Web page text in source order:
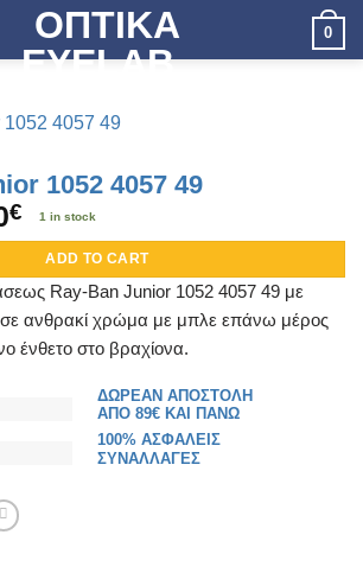
0
1052 4057 49
€ 1 in stock
ADD TO CART
Ray-Ban Junior 1052 4057 49 με
σε ανθρακί χρώμα με μπλε επάνω μέρος
ένθετο στο βραχίονα.
ΔΩΡΕΑΝ ΑΠΟΣΤΟΛΗ
ΑΠΟ 89€ ΚΑΙ ΠΑΝΩ
100% ΑΣΦΑΛΕΙΣ
ΣΥΝΑΛΛΑΓΕΣ